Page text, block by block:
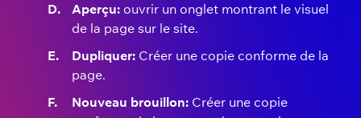
Aperçu:ouvrir un onglet montrant le visuel
de la page sur le site.
Dupliquer: Créer une copie conforme de la
page.
Nouveau brouillon: Créer une copie